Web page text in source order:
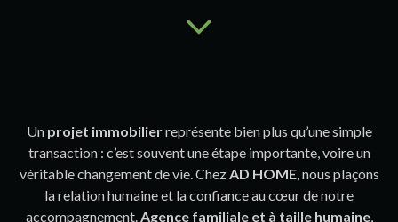
Un projet immobilierreprésente bien plus qu’une simple
transaction : c’est souvent une étape importante, voire un
véritable changement de vie. ChezAD HOME, nous plaçons
la relation humaine et la confiance au cœur de notre
accompagnement.Agence familiale et à taille humaine,